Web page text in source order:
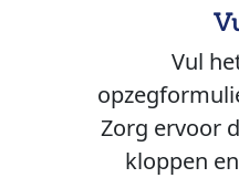
Vul
Zorg ervoor
kloppen